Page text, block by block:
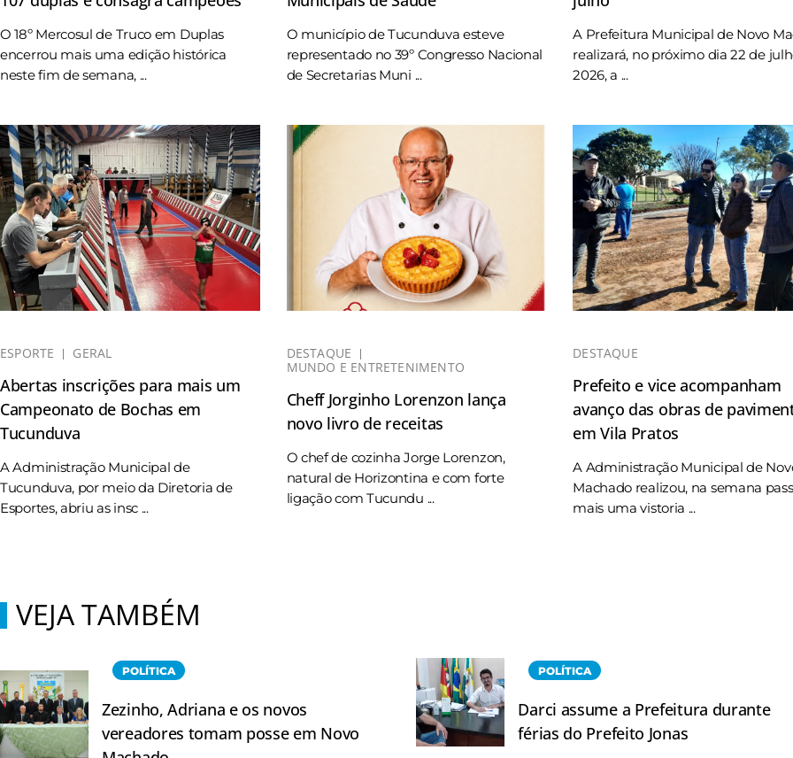
O 18º Mercosul de Truco em Duplas
encerrou mais uma edição histórica
neste fim de semana, ...
O município de Tucunduva esteve
representado no 39º Congresso Nacional
de Secretarias Muni ...
A Prefeitura Municipal de Novo
realizará, no próximo dia 22 de
2026, a ...
ESPORTE GERAL
Abertas inscrições para mais um
Campeonato de Bochas em
Tucunduva
A Administração Municipal de
Tucunduva, por meio da Diretoria de
Esportes, abriu as insc ...
DESTAQUE
MUNDO E ENTRETENIMENTO
Cheff Jorginho Lorenzon lança
novo livro de receitas
O chef de cozinha Jorge Lorenzon,
natural de Horizontina e com forte
ligação com Tucundu ...
DESTAQUE
Prefeito e vice acompanham
avanço das obras de
em Vila Pratos
A Administração Municipal de
Machado realizou, na semana
mais uma vistoria ...
VEJA TAMBÉM
POLÍTICA
Zezinho, Adriana e os novos
vereadores tomam posse em Novo
POLÍTICA
Darci assume a Prefeitura durante
férias do Prefeito Jonas